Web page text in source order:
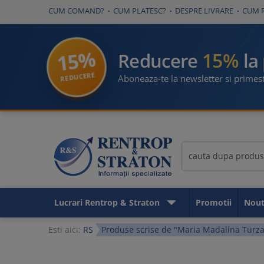
CUM COMAND? CUM PLATESC? DESPRE LIVRARE CUM
15%
REDUCERE
Reducere 15%
Aboneaza-te la newsletter si
Lucrari Rentrop & Straton Promotii
Esti aici: RS Produse scrise de "Maria Madalina